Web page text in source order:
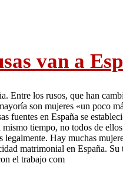
van a
Entre los rusos, que han
son mujeres «un poco
fuentes en España se
tiempo, no todos de
legalmente. Hay muchas
matrimonial en España. Su
el trabajo com